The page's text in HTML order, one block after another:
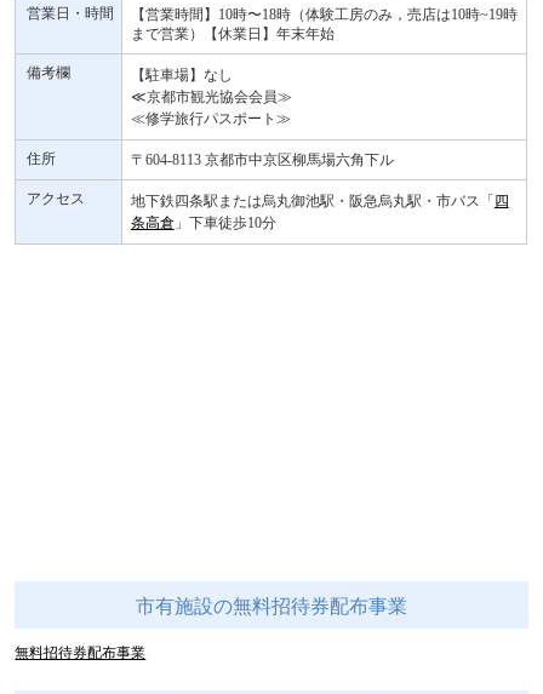
営業日・時間
【営業時間】10時〜18時（体験工房のみ，売店は10時~19時
まで営業）【休業日】年末年始
備考欄
【駐車場】なし
≪京都市観光協会会員≫
≪修学旅行パスポート≫
住所 〒604-8113 京都市中京区柳馬場六角下ル
アクセス 地下鉄四条駅または烏丸御池駅・阪急烏丸駅・市バス「 四
条高倉」下車徒歩10分
市有施設の無料招待券配布事業
無料招待券配布事業